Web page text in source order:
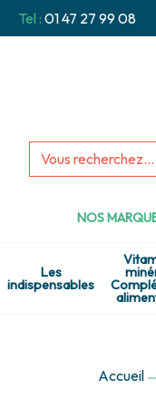
Tel : 01 47 27 99 08
NOS
Les
indispensables
Accueil